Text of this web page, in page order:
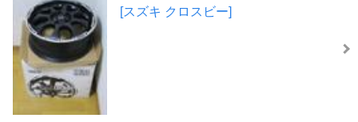
[スズキ クロスビー]